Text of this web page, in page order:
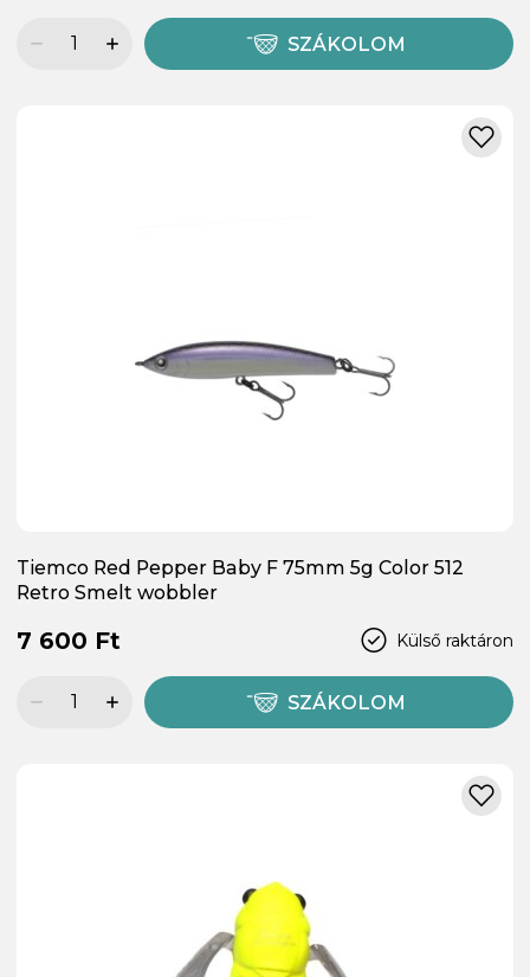
SZÁKOLOM
Tiemco Red Pepper Baby F 75mm 5g Color 512
Retro Smelt wobbler
Külső raktáron
7 600 Ft
SZÁKOLOM